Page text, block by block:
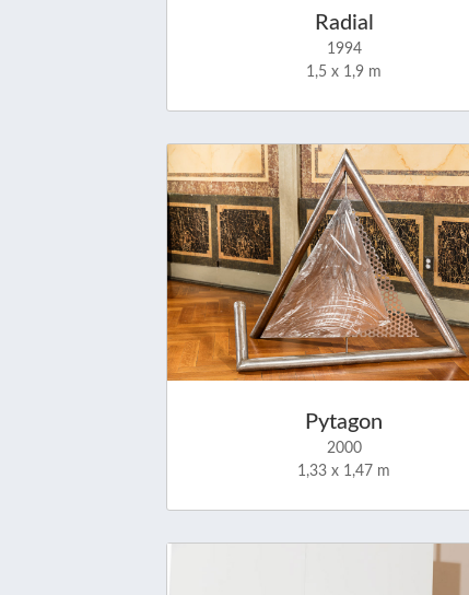
Radial
1994
1,5 x 1,9 m
Pytagon
2000
1,33 x 1,47 m